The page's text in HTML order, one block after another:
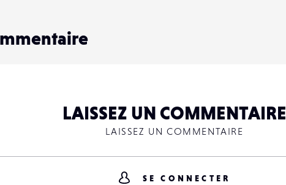
LAISSEZ UN COMMENTAIRE
LAISSEZ UN COMMENTAIRE
SE CONNECTER